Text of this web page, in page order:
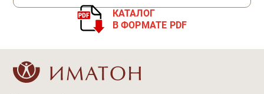
КАТАЛОГ
В ФОРМАТЕ PDF